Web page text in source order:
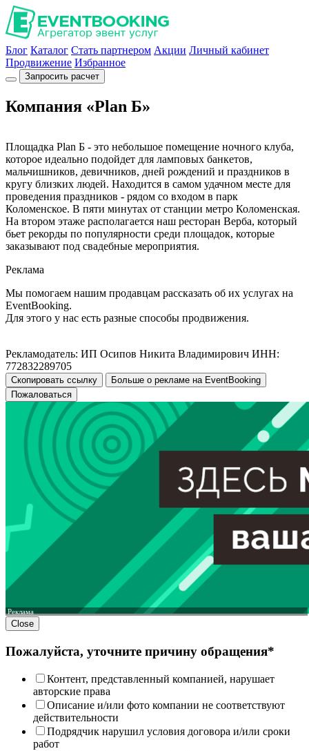
Блог Каталог Стать партнером Акции Личный кабинет
Продвижение Избранное
Запросить расчет
Компания «Plan Б»
Площадка Plan Б - это небольшое помещение ночного клуба,
которое идеально подойдет для ламповых банкетов,
мальчишников, девичников, дней рождений и праздников в
кругу близких людей. Находится в самом удачном месте для
проведения праздников - рядом со входом в парк
Коломенское. В пяти минутах от станции метро Коломенская.
На втором этаже располагается наш ресторан Верба, который
бьет рекорды по популярности среди площадок, которые
заказывают под свадебные мероприятия.
Реклама
Мы помогаем нашим продавцам рассказать об их услугах на
EventBooking.
Для этого у нас есть разные способы продвижения.
Рекламодатель: ИП Осипов Никита Владимирович ИНН:
772832289705
Скопировать ссылку
Больше о рекламе на EventBooking
Пожаловаться
Реклама
Close
Пожалуйста, уточните причину обращения*
Контент, представленный компанией, нарушает
авторские права
Описание и/или фото компании не соответствуют
действительности
Подрядчик нарушил условия договора и/или сроки
работ